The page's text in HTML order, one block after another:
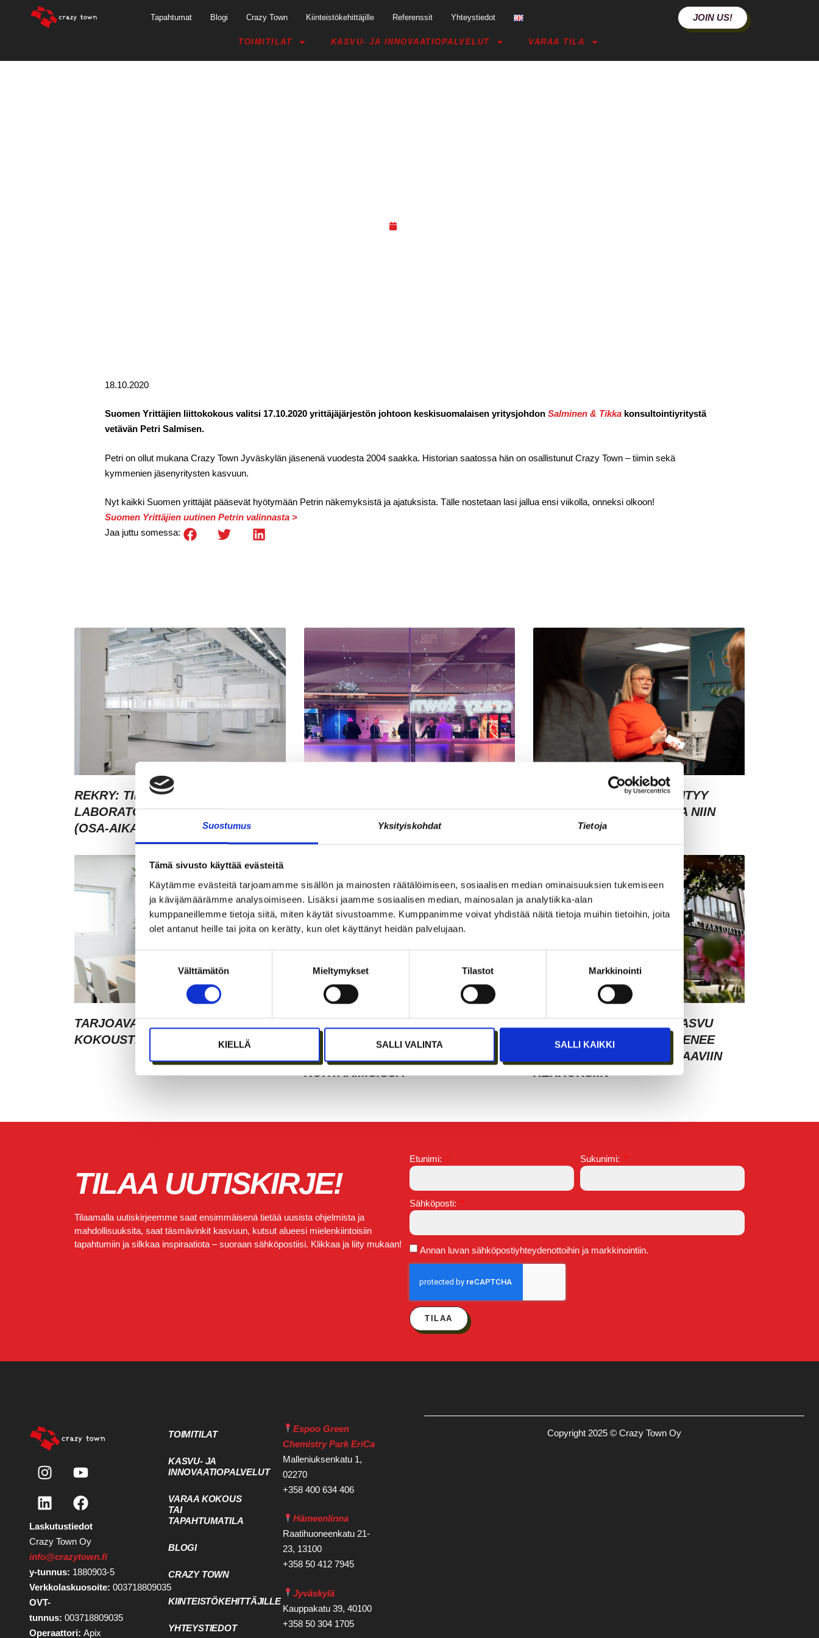
Suostumus Yksityiskohdat Tietoja
Tämä sivusto käyttää evästeitä
Käytämme evästeitä tarjoamamme sisällön ja mainosten räätälöimiseen, sosiaalisen median ominaisuuksien tukemiseen
ja kävijämäärämme analysoimiseen. Lisäksi jaamme sosiaalisen median, mainosalan ja analytiikka-alan
kumppaneillemme tietoja siitä, miten käytät sivustoamme. Kumppanimme voivat yhdistää näitä tietoja muihin tietoihin, joita
olet antanut heille tai joita on kerätty, kun olet käyttänyt heidän palvelujaan.
Suostumuksen
valinta
Välttämätön Mieltymykset Tilastot Markkinointi
KIELLÄ SALLI VALINTA SALLI KAIKKI
Tapahtumat Blogi Crazy Town Kiinteistökehittäjille Referenssit Yhteystiedot JOIN US!
TOIMITILAT KASVU- JA INNOVAATIOPALVELUT VARAA TILA
18.10.2020
Suomen Yrittäjien liittokokous valitsi 17.10.2020 yrittäjäjärjestön johtoon keskisuomalaisen yritysjohdon Salminen & Tikka konsultointiyritystä
vetävän Petri Salmisen.
Petri on ollut mukana Crazy Town Jyväskylän jäsenenä vuodesta 2004 saakka. Historian saatossa hän on osallistunut Crazy Town – tiimin sekä
kymmenien jäsenyritysten kasvuun.
Nyt kaikki Suomen yrittäjät pääsevät hyötymään Petrin näkemyksistä ja ajatuksista. Tälle nostetaan lasi jallua ensi viikolla, onneksi olkoon!
Suomen Yrittäjien uutinen Petrin valinnasta >
Jaa juttu somessa:
REKRY: TILA- JA
LABORATORIOKOORDINAATTORI
(OSA-AIKAINEN)
MERKITSEE MARKKINOINNISSA –
KUUKIN EEVA RISTKARI
ASIAKASYMMÄRRYS SYNTYY
IHMISTEN KESKELLÄ – JA NIIN
SYNTYY MYÖS MYYNTI
TARJOAVATKO COWORKING-TILAT
KOKOUSTILOJA?
OHI – PARHAAT IDEAT SYNTYVÄT
KOHTAAMISISSA
CRAZY TOWN LAHDEN KASVU
JATKUU – YHTEISÖ LAAJENEE
KULMALAN TALON SEURAAVIIN
KERROKSIIN
TILAA UUTISKIRJE!
Tilaamalla uutiskirjeemme saat ensimmäisenä tietää uusista ohjelmista ja
mahdollisuuksita, saat täsmävinkit kasvuun, kutsut alueesi mielenkiintoisiin
tapahtumiin ja silkkaa inspiraatiota – suoraan sähköpostiisi. Klikkaa ja liity mukaan!
Etunimi: Sukunimi:
Sähköposti:
Annan luvan sähköpostiyhteydenottoihin ja markkinointiin.
TILAA
Laskutustiedot
Crazy Town Oy
info@crazytown.fi
y-tunnus: 1880903-5
Verkkolaskuosoite: 003718809035
OVT-
tunnus: 003718809035
Operaattori: Apix
TOIMITILAT
KASVU- JA
INNOVAATIOPALVELUT
VARAA KOKOUS
TAI
TAPAHTUMATILA
BLOGI
CRAZY TOWN
KIINTEISTÖKEHITTÄJILLE
YHTEYSTIEDOT
Espoo Green
Chemistry Park EriCa
Malleniuksenkatu 1,
02270
+358 400 634 406
Hämeenlinna
Raatihuoneenkatu 21-
23, 13100
+358 50 412 7945
Jyväskylä
Kauppakatu 39, 40100
+358 50 304 1705
Copyright 2025 © Crazy Town Oy